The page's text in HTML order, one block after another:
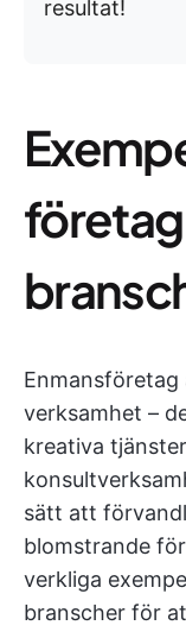
resultat!
verksamhet –
kreativa
sätt att
blomstrande
verkliga
branscher för